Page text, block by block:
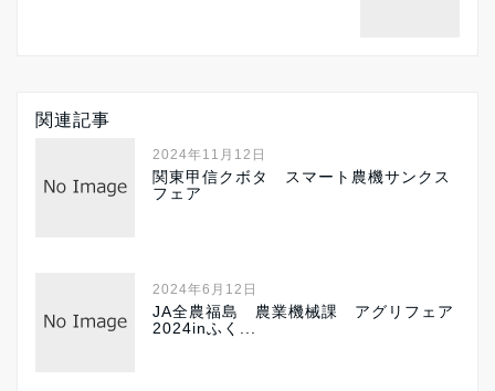
関連記事
2024年11月12日
関東甲信クボタ スマート農機サンクス
フェア
2024年6月12日
JA全農福島 農業機械課 アグリフェア
2024inふく...